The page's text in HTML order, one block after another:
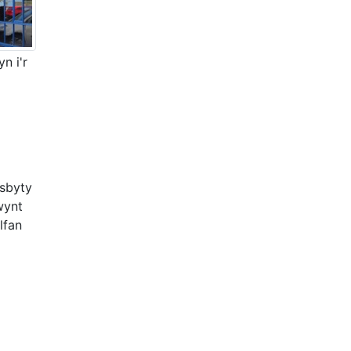
i'r